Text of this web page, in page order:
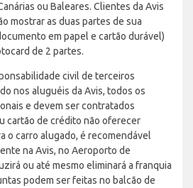
ou Baleares. Clientes da Avis
mostrar as duas partes de sua
em papel e cartão durável)
de 2 partes.
civil de terceiros
nos aluguéis da Avis, todos os
e devem ser contratados
cartão de crédito não oferecer
o carro alugado, é recomendável
na Avis, no Aeroporto de
ou até mesmo eliminará a franquia
podem ser feitas no balcão de